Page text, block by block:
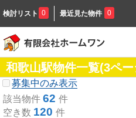
検討リスト 0 最近見た物件 0
和歌山駅物件一覧(3ペ
募集中のみ表示
該当物件 62 件
空き数 120 件